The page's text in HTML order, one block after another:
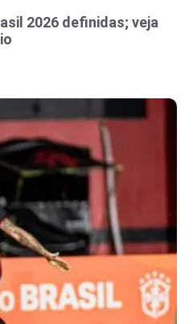
2026 definidas; veja